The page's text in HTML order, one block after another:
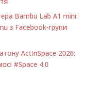
Bambu Lab A1 minі:
з Facebook-групи
ActInSpace 2026:
#Space 4.0